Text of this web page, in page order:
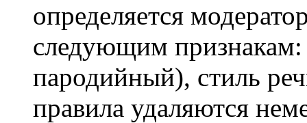
определяется
следующим признакам:
пародийный), стиль
правила удаляются